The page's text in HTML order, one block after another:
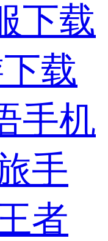
下载
载
手机
手
者